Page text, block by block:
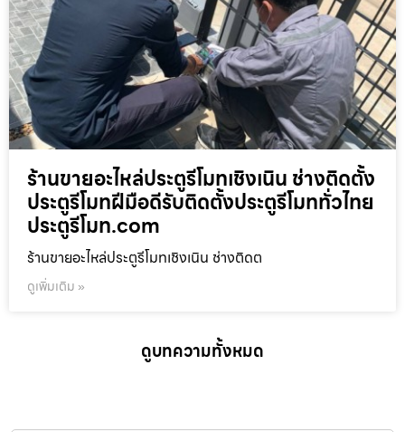
ร้านขายอะไหล่ประตูรีโมทเชิงเนิน ช่างติดตั้ง
ประตูรีโมทฝีมือดีรับติดตั้งประตูรีโมททั่วไทย
ประตูรีโมท.com
ร้านขายอะไหล่ประตูรีโมทเชิงเนิน ช่างติดต
ดูเพิ่มเติม »
ดูบทความทั้งหมด